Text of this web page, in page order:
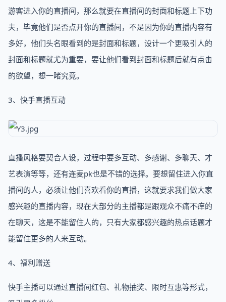
游客进入你的直播间，那么就要在直播间的封面和标题上下功
夫，毕竟他们是否点开你的直播间，不是因为你的直播内容有
多好，他们头名眼看到的是封面和标题，设计一个更吸引人的
封面和标题就尤为重要，要让他们看到封面和标题后就有点击
的欲望，想一睹究竟。
3、快手直播互动
直播风格要契合人设，过程中要多互动、多感谢、多聊天、才
艺表演等等，还有连麦pk也是不错的选择。要想留住进入你直
播间的人，必须让他们喜欢看你的直播，这就要求我们做大家
感兴趣的直播内容，现在大部分的主播都是跟观众不痛不痒的
在聊天，这是不能留住人的，只有大家都感兴趣的热点话题才
能留住更多的人来互动。
4、福利赠送
快手主播可以通过直播间红包、礼物抽奖、限时互惠等形式，